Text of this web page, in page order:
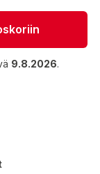
9.8.2026.